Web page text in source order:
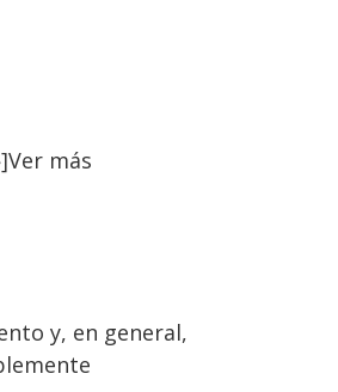
más
y, en general,